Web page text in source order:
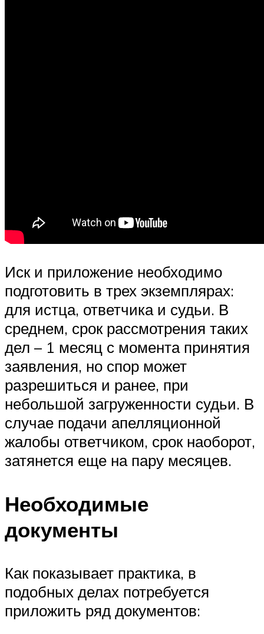
Иск и приложение необходимо
подготовить в трех экземплярах:
для истца, ответчика и судьи. В
среднем, срок рассмотрения таких
дел – 1 месяц с момента принятия
заявления, но спор может
разрешиться и ранее, при
небольшой загруженности судьи. В
случае подачи апелляционной
жалобы ответчиком, срок наоборот,
затянется еще на пару месяцев.
Необходимые
документы
Как показывает практика, в
подобных делах потребуется
приложить ряд документов: